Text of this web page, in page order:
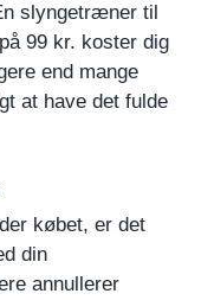
slyngetræner til
99 kr. koster dig
end mange
at have det fulde
købet, er det
din
annullerer